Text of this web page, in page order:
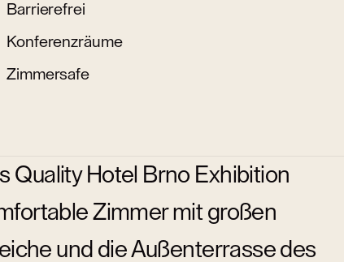
Barrierefrei
Konferenzräume
Zimmersafe
Quality Hotel Brno Exhibition
Zimmer mit großen
und die Außenterrasse des